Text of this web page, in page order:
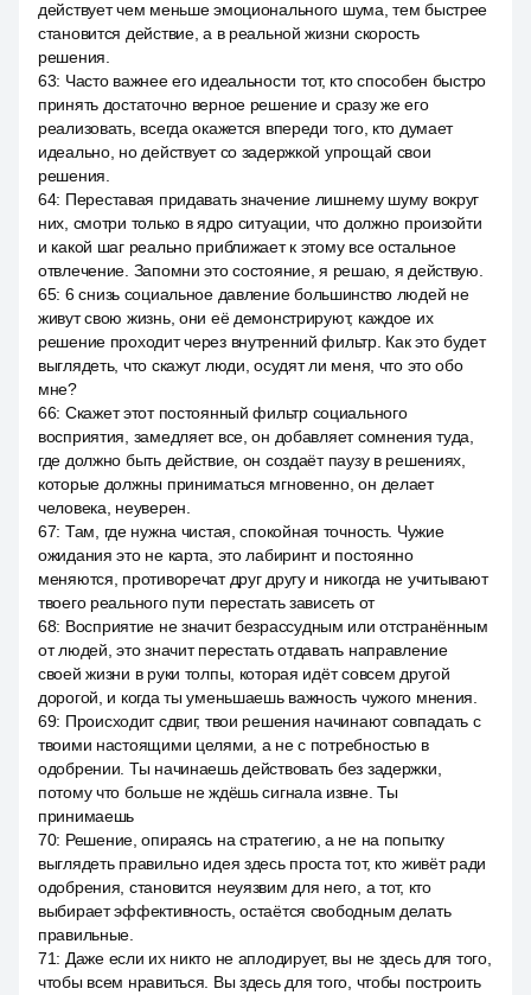
действует чем меньше эмоционального шума, тем быстрее
становится действие, а в реальной жизни скорость
решения.
63: Часто важнее его идеальности тот, кто способен быстро
принять достаточно верное решение и сразу же его
реализовать, всегда окажется впереди того, кто думает
идеально, но действует со задержкой упрощай свои
решения.
64: Переставая придавать значение лишнему шуму вокруг
них, смотри только в ядро ситуации, что должно произойти
и какой шаг реально приближает к этому все остальное
отвлечение. Запомни это состояние, я решаю, я действую.
65: 6 снизь социальное давление большинство людей не
живут свою жизнь, они её демонстрируют, каждое их
решение проходит через внутренний фильтр. Как это будет
выглядеть, что скажут люди, осудят ли меня, что это обо
мне?
66: Скажет этот постоянный фильтр социального
восприятия, замедляет все, он добавляет сомнения туда,
где должно быть действие, он создаёт паузу в решениях,
которые должны приниматься мгновенно, он делает
человека, неуверен.
67: Там, где нужна чистая, спокойная точность. Чужие
ожидания это не карта, это лабиринт и постоянно
меняются, противоречат друг другу и никогда не учитывают
твоего реального пути перестать зависеть от
68: Восприятие не значит безрассудным или отстранённым
от людей, это значит перестать отдавать направление
своей жизни в руки толпы, которая идёт совсем другой
дорогой, и когда ты уменьшаешь важность чужого мнения.
69: Происходит сдвиг, твои решения начинают совпадать с
твоими настоящими целями, а не с потребностью в
одобрении. Ты начинаешь действовать без задержки,
потому что больше не ждёшь сигнала извне. Ты
принимаешь
70: Решение, опираясь на стратегию, а не на попытку
выглядеть правильно идея здесь проста тот, кто живёт ради
одобрения, становится неуязвим для него, а тот, кто
выбирает эффективность, остаётся свободным делать
правильные.
71: Даже если их никто не аплодирует, вы не здесь для того,
чтобы всем нравиться. Вы здесь для того, чтобы построить